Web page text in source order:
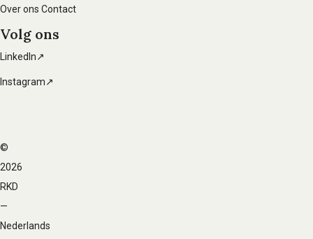
Over ons Contact
Volg ons
LinkedIn↗
Instagram↗
Voet
navigatie
©
2026
RKD
—
Nederlands